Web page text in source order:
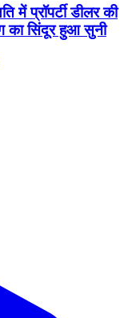
में प्रॉपर्टी डीलर की
का सिंदूर हुआ सुनी